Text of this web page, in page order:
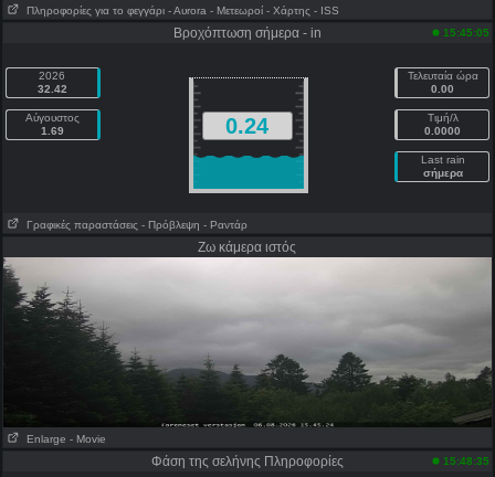
Πληροφορίες για το φεγγάρι - Αυrora - Μετεωροί - Χάρτης - ISS
Βροχόπτωση σήμερα - in 15:45:05
2026
32.42
Αύγουστος
1.69
0.24
Τελευταία ώρα
0.00
Τιμή/λ
0.0000
Last rain
σήμερα
Γραφικές παραστάσεις - Πρόβλεψη - Ραντάρ
Ζω κάμερα ιστός
Enlarge - Movie
Φάση της σελήνης Πληροφορίες 15:48:35